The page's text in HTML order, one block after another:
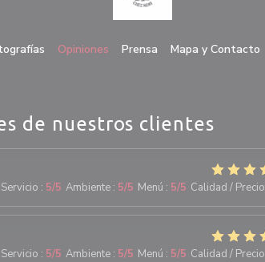
Opiniones Prensa Mapa y Contacto
de nuestros clientes
Servicio : 5/5 Ambiente: 5/5 Menú : 5/5 Calidad / Precio
Servicio : 5/5 Ambiente: 5/5 Menú : 5/5 Calidad / Precio